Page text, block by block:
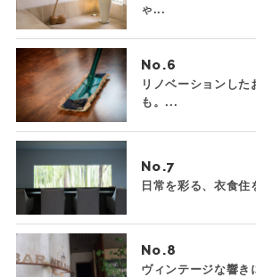
ゃ...
No.
リノベーションし
も。...
No.
日常を彩る、衣食
No.
ヴィンテージな響き